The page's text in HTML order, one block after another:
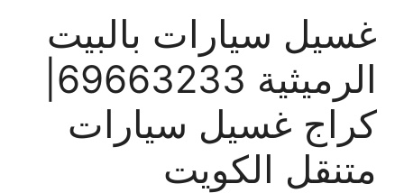
غسيل سيارات بالبيت
كراج غسيل سيارات
متنقل الكويت